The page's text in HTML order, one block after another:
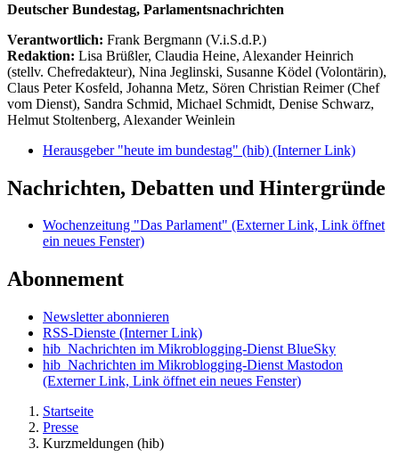
Deutscher Bundestag, Parlamentsnachrichten
Verantwortlich: Frank Bergmann (V.i.S.d.P.)
Redaktion: Lisa Brüßler, Claudia Heine, Alexander Heinrich
(stellv. Chefredakteur), Nina Jeglinski, Susanne Ködel (Volontärin),
Claus Peter Kosfeld, Johanna Metz, Sören Christian Reimer (Chef
vom Dienst), Sandra Schmid, Michael Schmidt, Denise Schwarz,
Helmut Stoltenberg, Alexander Weinlein
Herausgeber "heute im bundestag" (hib) (Interner Link)
Nachrichten, Debatten und Hintergründe
Wochenzeitung "Das Parlament" (Externer Link, Link öffnet
ein neues Fenster)
Abonnement
Newsletter abonnieren
RSS-Dienste (Interner Link)
hib_Nachrichten im Mikroblogging-Dienst BlueSky
hib_Nachrichten im Mikroblogging-Dienst Mastodon
(Externer Link, Link öffnet ein neues Fenster)
Startseite
Presse
Kurzmeldungen (hib)